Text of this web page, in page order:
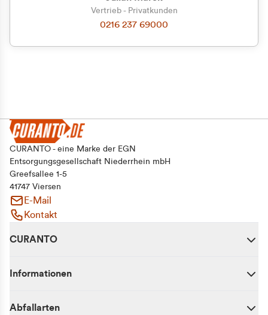
Vertrieb - Privatkunden
0216 237 69000
CURANTO - eine Marke der EGN
Entsorgungsgesellschaft Niederrhein mbH
Greefsallee 1-5
41747 Viersen
E-Mail
Kontakt
CURANTO
Informationen
Abfallarten